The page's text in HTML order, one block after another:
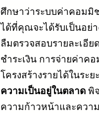
ศึกษาว่าระบบค่าคอมมิ
ได้ที่คุณจะได้รับเป็นอย่า
ลืมตรวจสอบรายละเอีย
ชำระเงิน การจ่ายค่าค
โครงสร้างรายได้ในระย
ความเป็นอยู่ในตลาด พิ
ความก้าวหน้าและควา